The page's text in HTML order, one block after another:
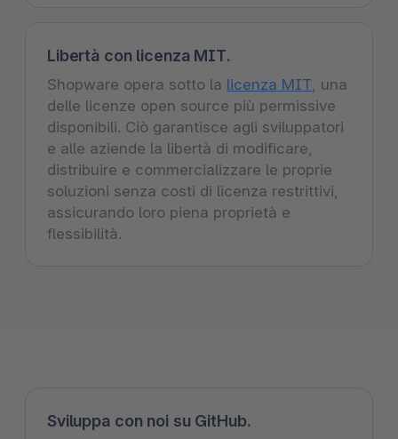
Libertà con licenza MIT.
Shopware opera sotto la licenza MIT , una
delle licenze open source più permissive
disponibili. Ciò garantisce agli sviluppatori
e alle aziende la libertà di modificare,
distribuire e commercializzare le proprie
soluzioni senza costi di licenza restrittivi,
assicurando loro piena proprietà e
flessibilità.
Sviluppa con noi su GitHub.